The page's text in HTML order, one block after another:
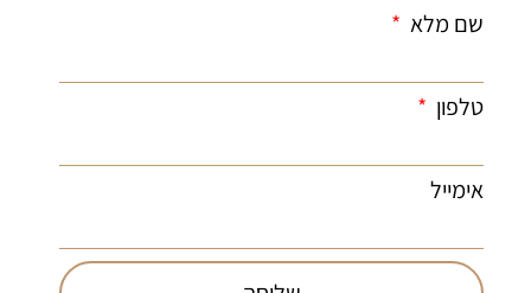
שם מלא
טלפון
אימייל